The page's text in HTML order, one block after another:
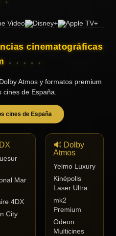
cinematográficas
Atmos y formatos premium
cines de España.
cines de España
Mar
4DX
City
🔊 Dolby
Atmos
Yelmo Luxury
Kinépolis
Laser Ultra
mk2
Premium
Odeon
Multicines